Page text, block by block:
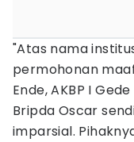
"Atas nama
permohonan
Ende, AKBP I
Bripda Oscar
imparsial.